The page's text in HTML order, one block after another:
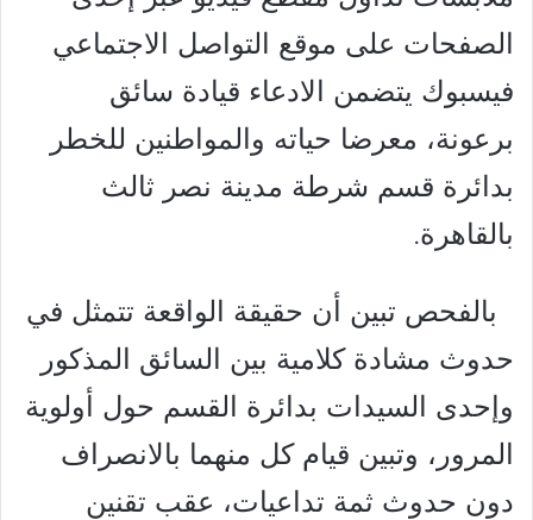
الصفحات على موقع التواصل الاجتماعي
فيسبوك يتضمن الادعاء قيادة سائق
برعونة، معرضا حياته والمواطنين للخطر
بدائرة قسم شرطة مدينة نصر ثالث
بالقاهرة.
بالفحص تبين أن حقيقة الواقعة تتمثل في
حدوث مشادة كلامية بين السائق المذكور
وإحدى السيدات بدائرة القسم حول أولوية
المرور، وتبين قيام كل منهما بالانصراف
دون حدوث ثمة تداعيات، عقب تقنين